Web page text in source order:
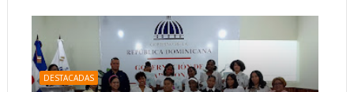
DESTACADAS